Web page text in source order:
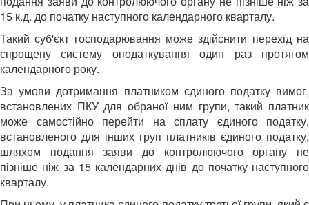
15 к.д. до початку наступного календарного кварталу.
Такий суб'єкт господарювання може здійснити перехід на
спрощену систему оподаткування один раз протягом
календарного року.
За умови дотримання платником єдиного податку вимог,
встановлених ПКУ для обраної ним групи, такий платник
може самостійно перейти на сплату єдиного податку,
встановленого для інших груп платників єдиного податку,
шляхом подання заяви до контролюючого органу не
пізніше ніж за 15 календарних днів до початку наступного
кварталу.